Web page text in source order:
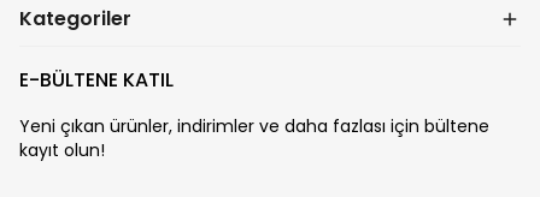
Kategoriler
E-BÜLTENE KATIL
Yeni çıkan ürünler, indirimler ve daha fazlası için bültene
kayıt olun!